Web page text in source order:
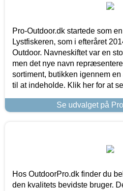
Pro-Outdoor.dk startede som
Lystfiskeren, som i efteråret
Outdoor. Navneskiftet var en
men det nye navn
sortiment, butikken igennem
til at indeholde. Klik her for at
Se udvalget på
Hos OutdoorPro.dk finder du
den kvalitets bevidste bruger.